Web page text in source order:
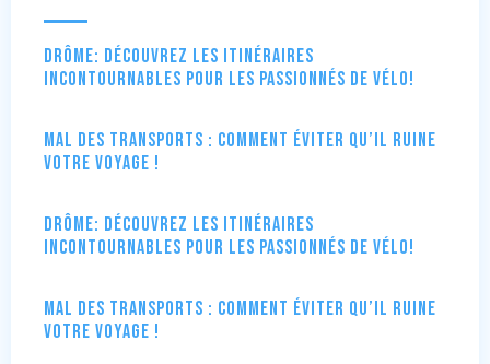
Drôme: Découvrez les itinéraires
incontournables pour les passionnés de vélo!
Mal des transports : comment éviter qu’il ruine
votre voyage !
Drôme: Découvrez les itinéraires
incontournables pour les passionnés de vélo!
Mal des transports : comment éviter qu’il ruine
votre voyage !